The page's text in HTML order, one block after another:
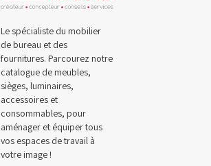
Le spécialiste du mobilier
de bureau et des
fournitures. Parcourez notre
catalogue de meubles,
sièges, luminaires,
accessoires et
consommables, pour
aménager et équiper tous
vos espaces de travail à
votre image !